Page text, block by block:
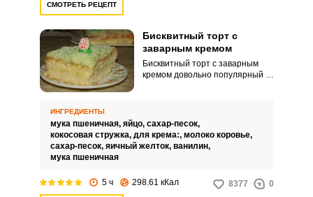
СМОТРЕТЬ РЕЦЕПТ
Бисквитный торт с
заварным кремом
Бисквитный торт с заварным
кремом довольно популярный и
ИНГРЕДИЕНТЫ
мука пшеничная, яйцо, сахар-песок,
кокосовая стружка, для крема:, молоко коровье,
сахар-песок, яичный желток, ванилин,
мука пшеничная
5 ч 298.61 кКал 8377 0